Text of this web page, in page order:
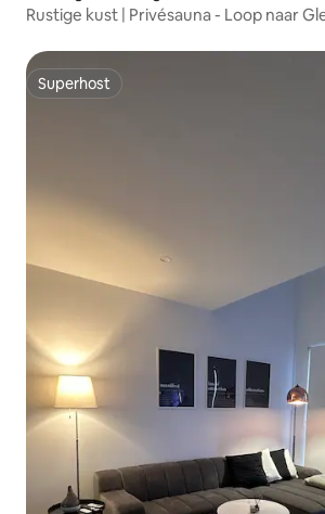
Rustige kust | Privésauna - Loop naar
Superhost
Superhost